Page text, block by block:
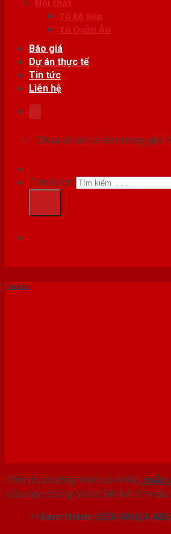
Nội thất
Tủ Kệ Bếp
Tủ Quần Áo
Báo giá
Dự án thực tế
Tin tức
Liên hệ
Chưa có sản phẩm trong giỏ
Tìm kiếm:
Tin tức
Trên thị trường hiện có nhiềumẫu
cửa này chúng tôi có liệt kê 10
>>Xem thêm: CỬA NHỰA ABS